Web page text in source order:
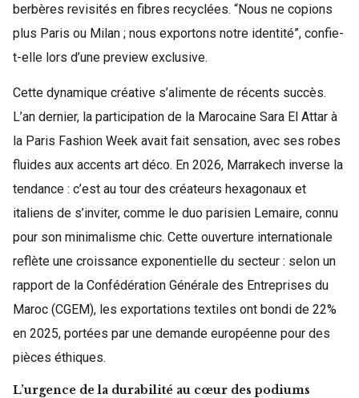
berbères revisités en fibres recyclées. “Nous ne copions
plus Paris ou Milan ; nous exportons notre identité”, confie-
t-elle lors d’une preview exclusive.
Cette dynamique créative s’alimente de récents succès.
L’an dernier, la participation de la Marocaine Sara El Attar à
la Paris Fashion Week avait fait sensation, avec ses robes
fluides aux accents art déco. En 2026, Marrakech inverse la
tendance : c’est au tour des créateurs hexagonaux et
italiens de s’inviter, comme le duo parisien Lemaire, connu
pour son minimalisme chic. Cette ouverture internationale
reflète une croissance exponentielle du secteur : selon un
rapport de la Confédération Générale des Entreprises du
Maroc (CGEM), les exportations textiles ont bondi de 22%
en 2025, portées par une demande européenne pour des
pièces éthiques.
L’urgence de la durabilité au cœur des podiums